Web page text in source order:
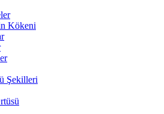
Kökeni
Şekilleri